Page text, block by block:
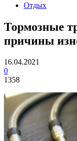
Отдых
Тормозные
причины
16.04.2021
0
1358